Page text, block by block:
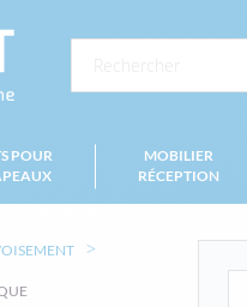
POUR
MOBILIER
RÉCEPTION